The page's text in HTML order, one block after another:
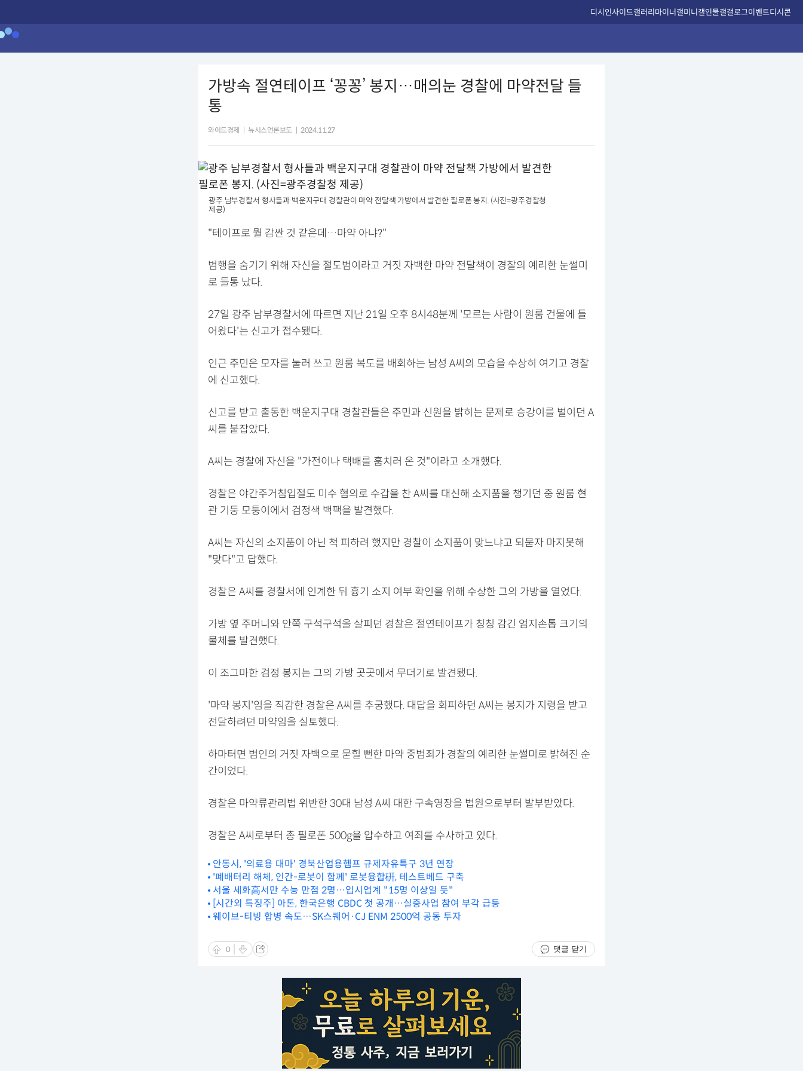
디시인사이드갤러리마이너갤미니갤인물갤갤로그이벤트디시콘
가방속 절연테이프 ‘꽁꽁’ 봉지…매의눈 경찰에 마약전달 들
통
와이드경제 뉴시스언론보도 2024.11.27
광주 남부경찰서 형사들과 백운지구대 경찰관이 마약 전달책 가방에서 발견한 필로폰 봉지. (사진=광주경찰청
제공)
"테이프로 뭘 감싼 것 같은데…마약 아냐?"
범행을 숨기기 위해 자신을 절도범이라고 거짓 자백한 마약 전달책이 경찰의 예리한 눈썰미
로 들통 났다.
27일 광주 남부경찰서에 따르면 지난 21일 오후 8시48분께 '모르는 사람이 원룸 건물에 들
어왔다'는 신고가 접수됐다.
인근 주민은 모자를 눌러 쓰고 원룸 복도를 배회하는 남성 A씨의 모습을 수상히 여기고 경찰
에 신고했다.
신고를 받고 출동한 백운지구대 경찰관들은 주민과 신원을 밝히는 문제로 승강이를 벌이던 A
씨를 붙잡았다.
A씨는 경찰에 자신을 "가전이나 택배를 훔치러 온 것"이라고 소개했다.
경찰은 야간주거침입절도 미수 혐의로 수갑을 찬 A씨를 대신해 소지품을 챙기던 중 원룸 현
관 기둥 모퉁이에서 검정색 백팩을 발견했다.
A씨는 자신의 소지품이 아닌 척 피하려 했지만 경찰이 소지품이 맞느냐고 되묻자 마지못해
"맞다"고 답했다.
경찰은 A씨를 경찰서에 인계한 뒤 흉기 소지 여부 확인을 위해 수상한 그의 가방을 열었다.
가방 옆 주머니와 안쪽 구석구석을 살피던 경찰은 절연테이프가 칭칭 감긴 엄지손톱 크기의
물체를 발견했다.
이 조그마한 검정 봉지는 그의 가방 곳곳에서 무더기로 발견됐다.
'마약 봉지'임을 직감한 경찰은 A씨를 추궁했다. 대답을 회피하던 A씨는 봉지가 지령을 받고
전달하려던 마약임을 실토했다.
하마터면 범인의 거짓 자백으로 묻힐 뻔한 마약 중범죄가 경찰의 예리한 눈썰미로 밝혀진 순
간이었다.
경찰은 마약류관리법 위반한 30대 남성 A씨 대한 구속영장을 법원으로부터 발부받았다.
경찰은 A씨로부터 총 필로폰 500g을 압수하고 여죄를 수사하고 있다.
안동시, '의료용 대마' 경북산업용헴프 규제자유특구 3년 연장
'폐배터리 해체, 인간-로봇이 함께' 로봇융합硏, 테스트베드 구축
서울 세화高서만 수능 만점 2명…입시업계 "15명 이상일 듯"
[시간외 특징주] 아톤, 한국은행 CBDC 첫 공개…실증사업 참여 부각 급등
웨이브-티빙 합병 속도…SK스퀘어·CJ ENM 2500억 공동 투자
0 댓글 닫기